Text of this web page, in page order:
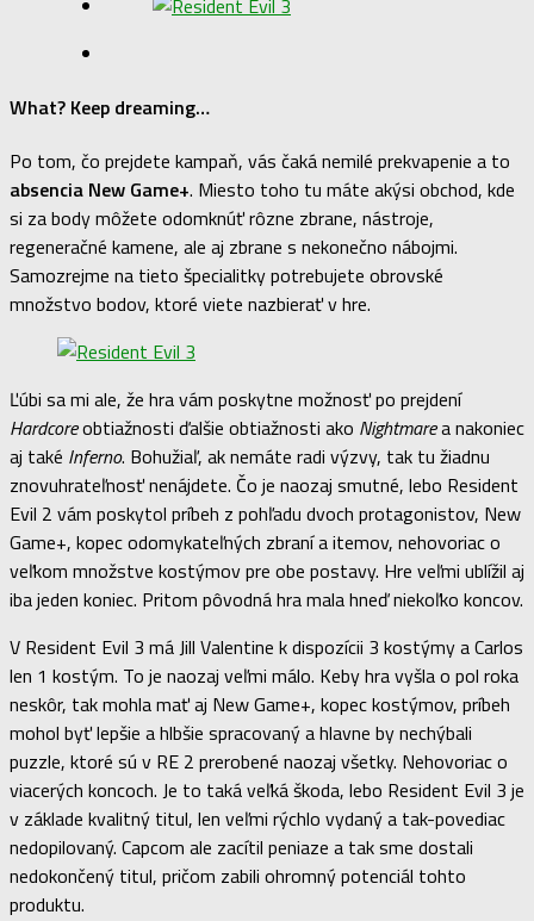
What? Keep dreaming…
Po tom, čo prejdete kampaň, vás čaká nemilé prekvapenie a to
absencia New Game+. Miesto toho tu máte akýsi obchod, kde
si za body môžete odomknúť rôzne zbrane, nástroje,
regeneračné kamene, ale aj zbrane s nekonečno nábojmi.
Samozrejme na tieto špecialitky potrebujete obrovské
množstvo bodov, ktoré viete nazbierať v hre.
Ľúbi sa mi ale, že hra vám poskytne možnosť po prejdení
Hardcoreobtiažnosti ďalšie obtiažnosti ako Nightmarea nakoniec
aj také Inferno. Bohužiaľ, ak nemáte radi výzvy, tak tu žiadnu
znovuhrateľnosť nenájdete. Čo je naozaj smutné, lebo Resident
Evil 2 vám poskytol príbeh z pohľadu dvoch protagonistov, New
Game+, kopec odomykateľných zbraní a itemov, nehovoriac o
veľkom množstve kostýmov pre obe postavy. Hre veľmi ublížil aj
iba jeden koniec. Pritom pôvodná hra mala hneď niekoľko koncov.
V Resident Evil 3 má Jill Valentine k dispozícii 3 kostýmy a Carlos
len 1 kostým. To je naozaj veľmi málo. Keby hra vyšla o pol roka
neskôr, tak mohla mať aj New Game+, kopec kostýmov, príbeh
mohol byť lepšie a hlbšie spracovaný a hlavne by nechýbali
puzzle, ktoré sú v RE 2 prerobené naozaj všetky. Nehovoriac o
viacerých koncoch. Je to taká veľká škoda, lebo Resident Evil 3 je
v základe kvalitný titul, len veľmi rýchlo vydaný a tak-povediac
nedopilovaný. Capcom ale zacítil peniaze a tak sme dostali
nedokončený titul, pričom zabili ohromný potenciál tohto
produktu.